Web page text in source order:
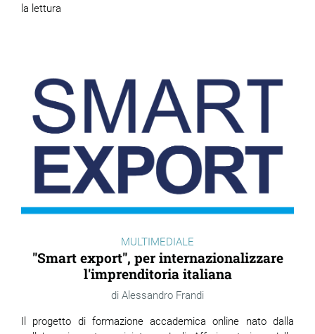
la lettura
MULTIMEDIALE
"Smart export", per internazionalizzare
l'imprenditoria italiana
Alessandro Frandi
Il progetto di formazione accademica online nato dalla